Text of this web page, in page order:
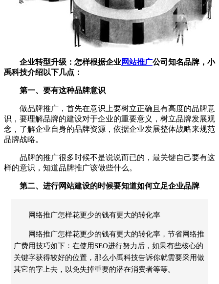
企业转型升级：怎样根据企业网站推广公司知名品牌，小
禹科技介绍以下几点：
第一、要有这种品牌意识
做品牌推广，首先在意识上要树立正确且有高度的品牌意
识，要理解品牌的建设对于企业的重要意义，树立品牌发展观
念，了解企业自身的品牌资源，依据企业发展整体战略来规范
品牌战略。
品牌的推广很多时候不是说说而已的，最关键自己要有这
样的意识，知道品牌推广该做些什么。
第二、进行网站建设的时候要知道如何立足企业品牌
网络推广怎样花更少的钱有更大的转化率
网络推广怎样花更少的钱有更大的转化率，节省网络推
广费用技巧如下：在使用SEO进行努力后，如果有些核心的
关键字获得较好的位置，那么小禹科技告诉你就需要采用做
其它的字上去，以免失掉重要的潜在消费者等等。